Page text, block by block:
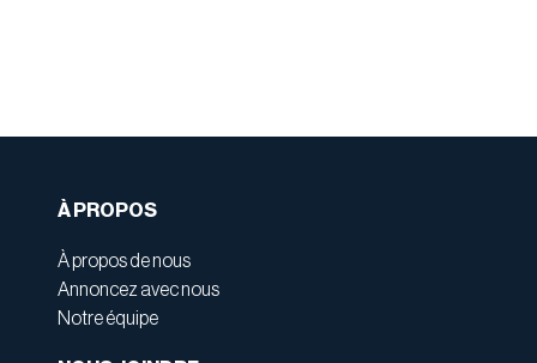
À PROPOS
À propos de nous
Annoncez avec nous
Notre équipe